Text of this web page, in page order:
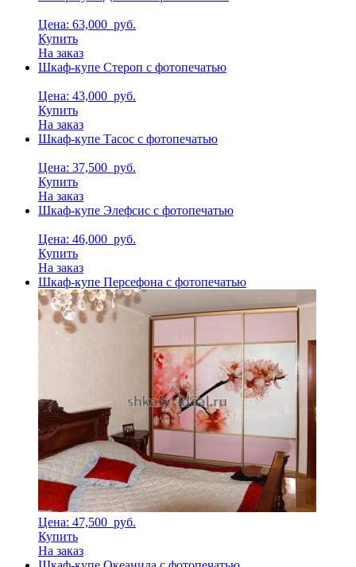
Цена: 63,000 руб.
Купить
На заказ
Шкаф-купе Стероп с фотопечатью
Цена: 43,000 руб.
Купить
На заказ
Шкаф-купе Тасос с фотопечатью
Цена: 37,500 руб.
Купить
На заказ
Шкаф-купе Элефсис с фотопечатью
Цена: 46,000 руб.
Купить
На заказ
Шкаф-купе Персефона с фотопечатью
Цена: 47,500 руб.
Купить
На заказ